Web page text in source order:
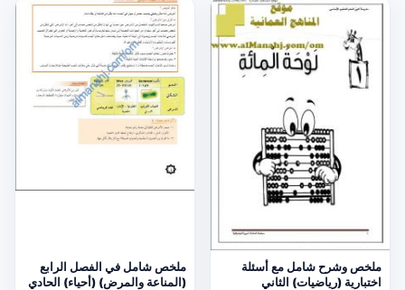
ملخص وشرح شامل مع أسئلة
اختبارية (رياضيات) الثاني
ملخص شامل في الفصل الرابع
(المناعة والمرض) (أحياء) الحادي